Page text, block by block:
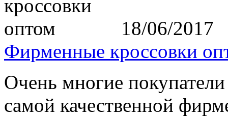
18/06/2017
Фирменные кроссовки
Очень многие
самой качественной